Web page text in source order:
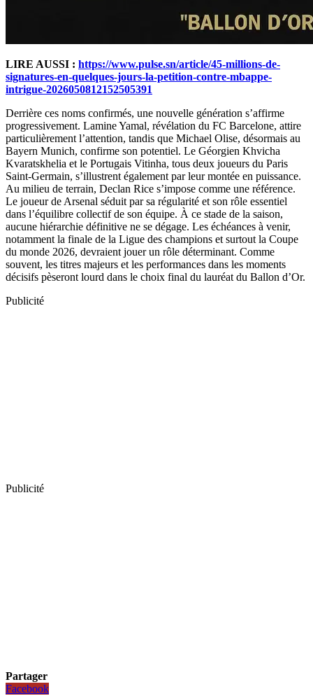
LIRE AUSSI : https://www.pulse.sn/article/45-millions-de-
signatures-en-quelques-jours-la-petition-contre-mbappe-
intrigue-2026050812152505391
Derrière ces noms confirmés, une nouvelle génération s’affirme
progressivement. Lamine Yamal, révélation du FC Barcelone, attire
particulièrement l’attention, tandis que Michael Olise, désormais au
Bayern Munich, confirme son potentiel. Le Géorgien Khvicha
Kvaratskhelia et le Portugais Vitinha, tous deux joueurs du Paris
Saint-Germain, s’illustrent également par leur montée en puissance.
Au milieu de terrain, Declan Rice s’impose comme une référence.
Le joueur de Arsenal séduit par sa régularité et son rôle essentiel
dans l’équilibre collectif de son équipe. À ce stade de la saison,
aucune hiérarchie définitive ne se dégage. Les échéances à venir,
notamment la finale de la Ligue des champions et surtout la Coupe
du monde 2026, devraient jouer un rôle déterminant. Comme
souvent, les titres majeurs et les performances dans les moments
décisifs pèseront lourd dans le choix final du lauréat du Ballon d’Or.
Publicité
Publicité
Partager
Facebook